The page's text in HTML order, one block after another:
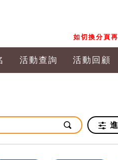
如切換分頁
活動查詢 活動回顧